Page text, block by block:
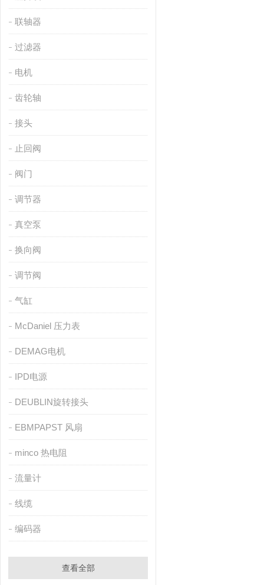
联轴器
过滤器
电机
齿轮轴
接头
止回阀
阀门
调节器
真空泵
换向阀
调节阀
气缸
McDaniel 压力表
DEMAG电机
IPD电源
DEUBLIN旋转接头
EBMPAPST 风扇
minco 热电阻
流量计
线缆
编码器
查看全部